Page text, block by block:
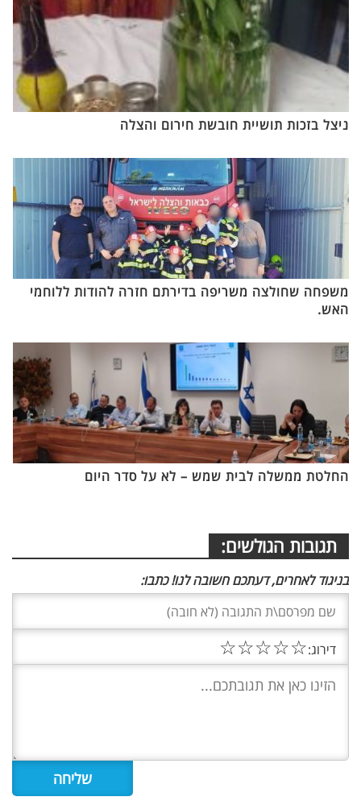
ניצל בזכות תושיית חובשת חירום והצלה
משפחה שחולצה משריפה בדירתם חזרה להודות ללוחמי
האש.
החלטת ממשלה לבית שמש – לא על סדר היום
תגובות הגולשים:
בניגוד לאחרים, דעתכם חשובה לנו! כתבו:
דירוג:☆
☆
☆
☆
☆